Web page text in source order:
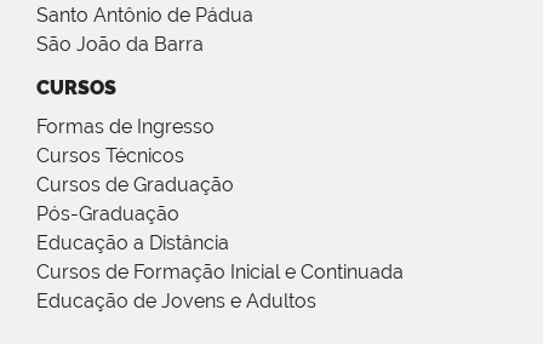
Santo Antônio de Pádua
São João da Barra
CURSOS
Formas de Ingresso
Cursos Técnicos
Cursos de Graduação
Pós-Graduação
Educação a Distância
Cursos de Formação Inicial e Continuada
Educação de Jovens e Adultos